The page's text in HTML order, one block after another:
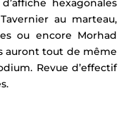
hexagonales
au marteau,
ou encore Morhad
auront tout de même
Revue d’effectif